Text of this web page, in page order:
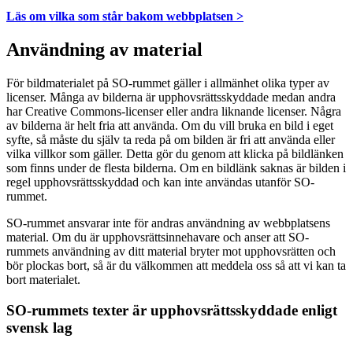
Läs om vilka som står bakom webbplatsen >
Användning av material
För bildmaterialet på SO-rummet gäller i allmänhet olika typer av
licenser. Många av bilderna är upphovsrättsskyddade medan andra
har Creative Commons-licenser eller andra liknande licenser. Några
av bilderna är helt fria att använda. Om du vill bruka en bild i eget
syfte, så måste du själv ta reda på om bilden är fri att använda eller
vilka villkor som gäller. Detta gör du genom att klicka på bildlänken
som finns under de flesta bilderna. Om en bildlänk saknas är bilden i
regel upphovsrättsskyddad och kan inte användas utanför SO-
rummet.
SO-rummet ansvarar inte för andras användning av webbplatsens
material. Om du är upphovsrättsinnehavare och anser att SO-
rummets användning av ditt material bryter mot upphovsrätten och
bör plockas bort, så är du välkommen att meddela oss så att vi kan ta
bort materialet.
SO-rummets texter är upphovsrättsskyddade enligt
svensk lag